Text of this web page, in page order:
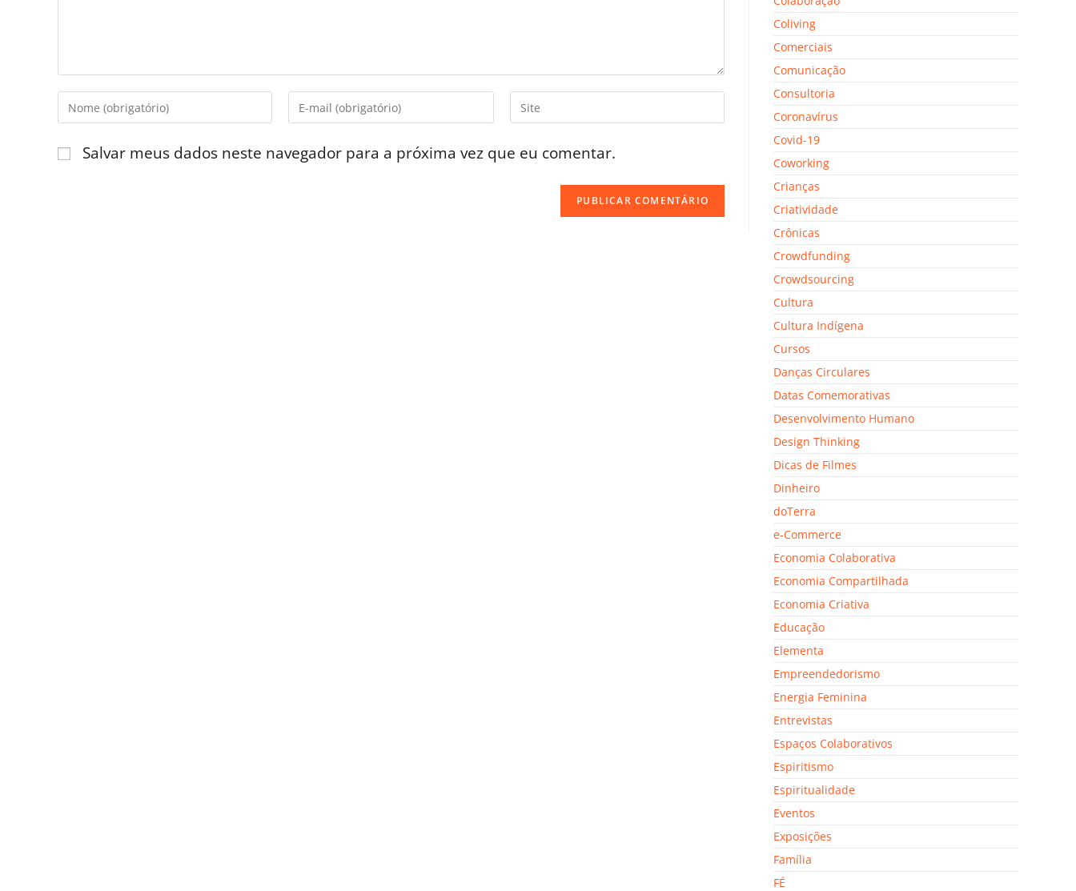
Salvar meus dados neste navegador para a próxima vez que eu comentar.
Coliving
Comerciais
Comunicação
Consultoria
Coronavírus
Covid-19
Coworking
Crianças
Criatividade
Crônicas
Crowdfunding
Crowdsourcing
Cultura
Cultura Indígena
Cursos
Danças Circulares
Datas Comemorativas
Desenvolvimento Humano
Design Thinking
Dicas de Filmes
Dinheiro
doTerra
e-Commerce
Economia Colaborativa
Economia Compartilhada
Economia Criativa
Educação
Elementa
Empreendedorismo
Energia Feminina
Entrevistas
Espaços Colaborativos
Espiritismo
Espiritualidade
Eventos
Exposições
Família
FÉ